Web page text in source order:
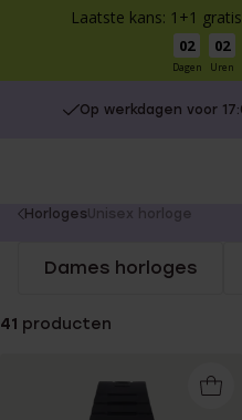
Laatste kans: 1+1
02
Dagen
02
Uren
Op werkdagen voor
You
here:
HorlogesUnisex horloge
Dames horloges
41 producten